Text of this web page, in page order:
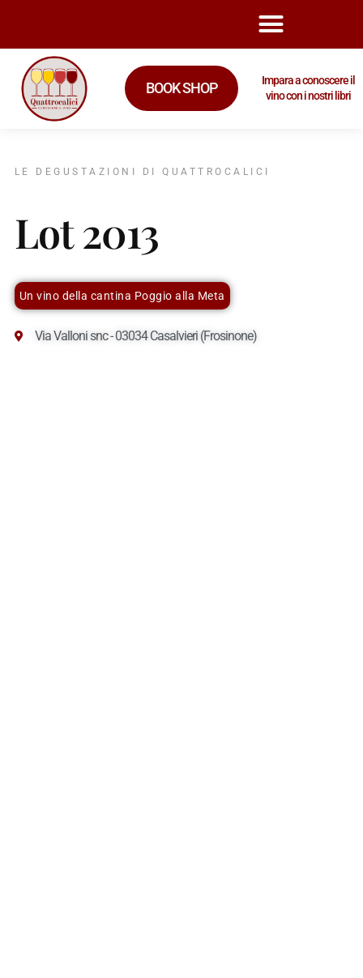
BOOK SHOP
Impara a conoscere il
vino con i nostri libri
LE DEGUSTAZIONI DI QUATTROCALICI
Lot 2013
Un vino della cantina Poggio alla Meta
Via Valloni snc - 03034 Casalvieri (Frosinone)